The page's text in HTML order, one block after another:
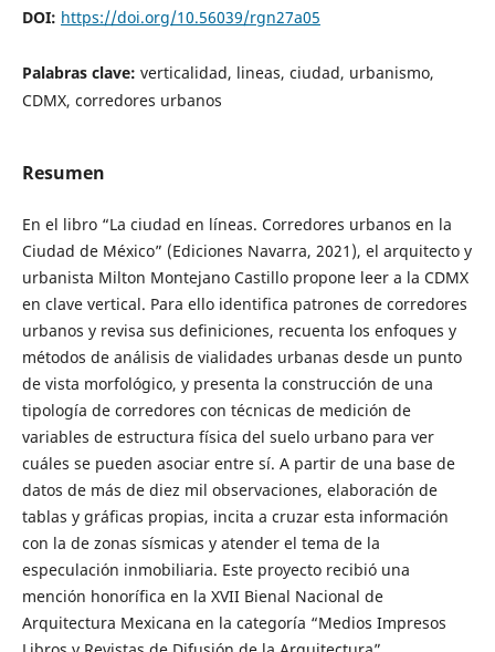
DOI: https://doi.org/10.56039/rgn27a05
Palabras clave: verticalidad, lineas, ciudad, urbanismo,
CDMX, corredores urbanos
Resumen
En el libro “La ciudad en líneas. Corredores urbanos en la
Ciudad de México” (Ediciones Navarra, 2021), el arquitecto y
urbanista Milton Montejano Castillo propone leer a la CDMX
en clave vertical. Para ello identifica patrones de corredores
urbanos y revisa sus definiciones, recuenta los enfoques y
métodos de análisis de vialidades urbanas desde un punto
de vista morfológico, y presenta la construcción de una
tipología de corredores con técnicas de medición de
variables de estructura física del suelo urbano para ver
cuáles se pueden asociar entre sí. A partir de una base de
datos de más de diez mil observaciones, elaboración de
tablas y gráficas propias, incita a cruzar esta información
con la de zonas sísmicas y atender el tema de la
especulación inmobiliaria. Este proyecto recibió una
mención honorífica en la XVII Bienal Nacional de
Arquitectura Mexicana en la categoría “Medios Impresos